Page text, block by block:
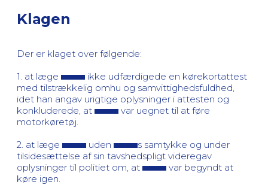
Klagen
Der er klaget over følgende:
1. at læge
ikke udfærdigede en kørekortattest
med tilstrækkelig omhu og samvittighedsfuldhed,
idet han angav urigtige oplysninger i attesten og
konkluderede, at
var uegnet til at føre
motorkøretøj.
2. at læge
uden
s samtykke og under
tilsidesættelse af sin tavshedspligt videregav
oplysninger til politiet om, at
var begyndt at
køre igen.